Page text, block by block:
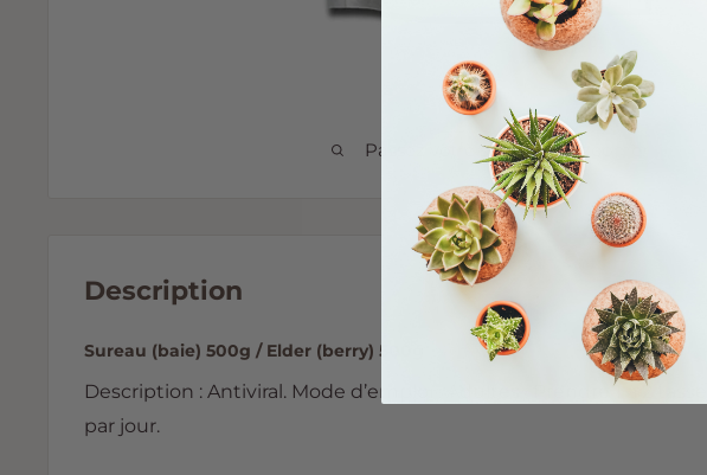
Passez votre souris pour zoomer
Description
Sureau (baie) 500g / Elder (berry) 500g
Description : Antiviral. Mode d’emploi : Adultes : Prendre 1 à 2 tasses
par jour.